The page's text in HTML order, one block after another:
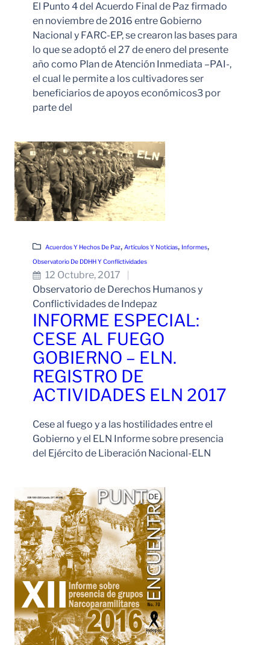
El Punto 4 del Acuerdo Final de Paz firmado
en noviembre de 2016 entre Gobierno
Nacional y FARC-EP, se crearon las bases para
lo que se adoptó el 27 de enero del presente
año como Plan de Atención Inmediata –PAI-,
el cual le permite a los cultivadores ser
beneficiarios de apoyos económicos3 por
parte del
Acuerdos Y Hechos De Paz, Artículos Y Noticias, Informes
Observatorio De DDHH Y Conflictividades
12 Octubre, 2017
Observatorio de Derechos Humanos y
Conflictividades de Indepaz
INFORME ESPECIAL:
CESE AL FUEGO
GOBIERNO – ELN.
REGISTRO DE
ACTIVIDADES ELN 2017
Cese al fuego y a las hostilidades entre el
Gobierno y el ELN Informe sobre presencia
del Ejército de Liberación Nacional-ELN